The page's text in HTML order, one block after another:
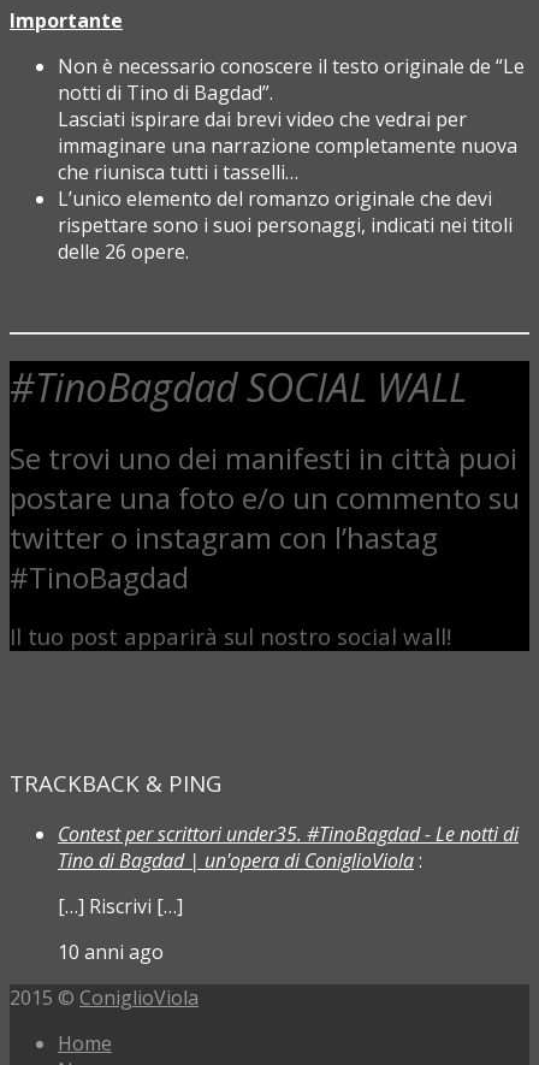
Importante
Non è necessario conoscere il testo originale de “Le
notti di Tino di Bagdad”.
Lasciati ispirare dai brevi video che vedrai per
immaginare una narrazione completamente nuova
che riunisca tutti i tasselli…
L’unico elemento del romanzo originale che devi
rispettare sono i suoi personaggi, indicati nei titoli
delle 26 opere.
#TinoBagdad SOCIAL WALL
Se trovi uno dei manifesti in città puoi
postare una foto e/o un commento su
twitter o instagram con l’hastag
#TinoBagdad
Il tuo post apparirà sul nostro social wall!
TRACKBACK & PING
Contest per scrittori under35. #TinoBagdad - Le notti di
Tino di Bagdad | un'opera di ConiglioViola:
[…] Riscrivi […]
10 anni ago
2015 © ConiglioViola
Home